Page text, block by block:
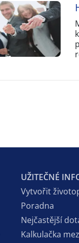
UŽITEČNÉ
Vytvořit
Poradna
Nejčastější
Kalkulačka